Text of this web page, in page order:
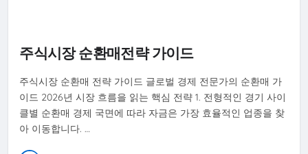
주식시장 순환매전략 가이드
주식시장 순환매 전략 가이드 글로벌 경제 전문가의 순환매 가
이드 2026년 시장 흐름을 읽는 핵심 전략 1. 전형적인 경기 사이
클별 순환매 경제 국면에 따라 자금은 가장 효율적인 업종을 찾
아 이동합니다. …